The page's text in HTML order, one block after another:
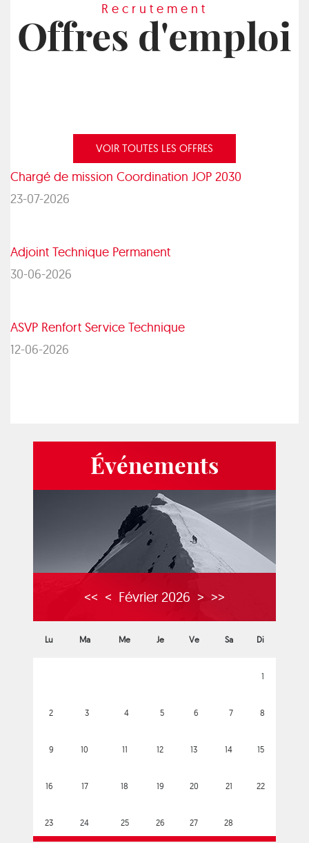
Recrutement
Offres d'emploi
VOIR TOUTES LES OFFRES
Chargé de mission Coordination JOP 2030
23-07-2026
Adjoint Technique Permanent
30-06-2026
ASVP Renfort Service Technique
12-06-2026
Événements
<< < Février 2026 > >>
Lu Ma Me Je Ve Sa Di
1
2 3 4 5 6 7 8
9 10 11 12 13 14 15
16 17 18 19 20 21 22
23 24 25 26 27 28